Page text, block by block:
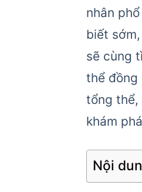
nhân
biết
sẽ cùng
thể đồng
tổng thể,
khám
Nội